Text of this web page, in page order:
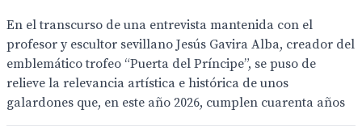
En el transcurso de una entrevista mantenida con el
profesor y escultor sevillano Jesús Gavira Alba, creador del
emblemático trofeo “Puerta del Príncipe”, se puso de
relieve la relevancia artística e histórica de unos
galardones que, en este año 2026, cumplen cuarenta años